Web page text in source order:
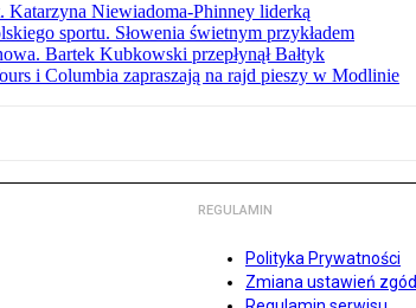
Niewiadoma-Phinney liderką
sportu. Słowenia świetnym przykładem
Bartek Kubkowski przepłynął Bałtyk
i Columbia zapraszają na rajd pieszy w Modlinie
REGULAMIN
Polityka Prywatności
Zmiana ustawień zgód